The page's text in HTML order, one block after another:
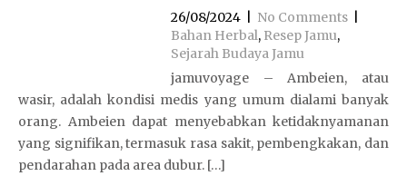
26/08/2024 No Comments
Bahan Herbal, Resep Jamu,
Sejarah Budaya Jamu
jamuvoyage – Ambeien, atau
wasir, adalah kondisi medis yang umum dialami banyak
orang. Ambeien dapat menyebabkan ketidaknyamanan
yang signifikan, termasuk rasa sakit, pembengkakan, dan
pendarahan pada area dubur. […]